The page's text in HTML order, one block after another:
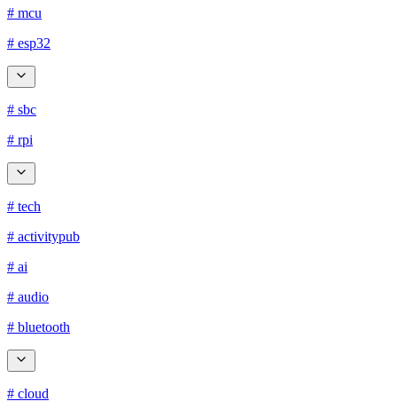
# mcu
# esp32
# sbc
# rpi
# tech
# activitypub
# ai
# audio
# bluetooth
# cloud